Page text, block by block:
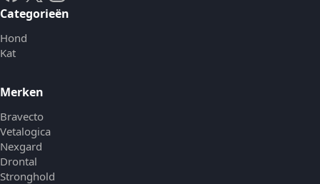
Categorieën
Hond
Kat
Merken
Bravecto
Vetalogica
Nexgard
Drontal
Stronghold